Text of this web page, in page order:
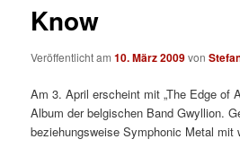
Know
Veröffentlicht am10. März 2009von
Am 3. April erscheint mit „The Edge of
Album der belgischen Band Gwyllion.
beziehungsweise Symphonic Metal mit